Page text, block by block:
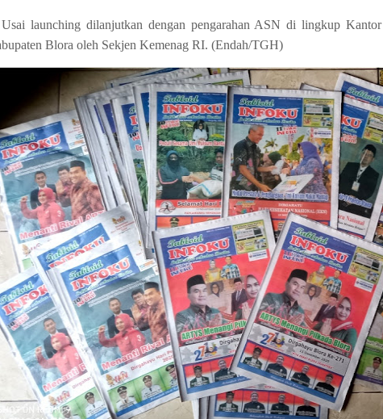
Usai launching dilanjutkan dengan pengarahan ASN di lingkup
Blora oleh Sekjen Kemenag RI. (Endah/TGH)